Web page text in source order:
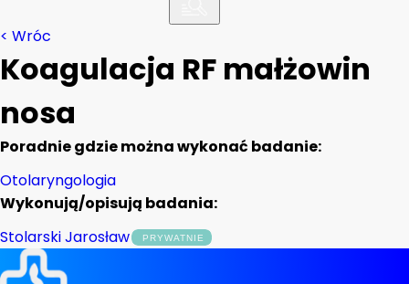
< Wróc
Koagulacja RF małżowin
nosa
Poradnie gdzie można wykonać badanie:
Otolaryngologia
Wykonują/opisują badania:
Stolarski Jarosław